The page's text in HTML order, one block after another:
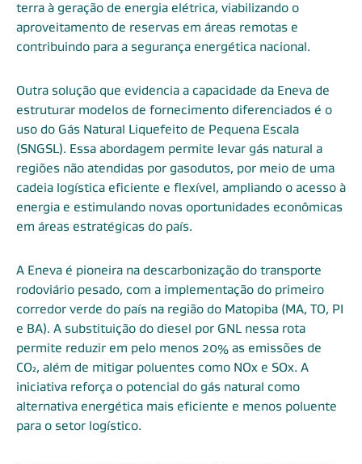
terra à geração de energia elétrica, viabilizando o
aproveitamento de reservas em áreas remotas e
contribuindo para a segurança energética nacional.
Outra solução que evidencia a capacidade da Eneva de
estruturar modelos de fornecimento diferenciados é o
uso do Gás Natural Liquefeito de Pequena Escala
(SNGSL). Essa abordagem permite levar gás natural a
regiões não atendidas por gasodutos, por meio de uma
cadeia logística eficiente e flexível, ampliando o acesso à
energia e estimulando novas oportunidades econômicas
em áreas estratégicas do país.
A Eneva é pioneira na descarbonização do transporte
rodoviário pesado, com a implementação do primeiro
corredor verde do país na região do Matopiba (MA, TO, PI
e BA). A substituição do diesel por GNL nessa rota
permite reduzir em pelo menos 20% as emissões de
CO₂, além de mitigar poluentes como NOx e SOx. A
iniciativa reforça o potencial do gás natural como
alternativa energética mais eficiente e menos poluente
para o setor logístico.